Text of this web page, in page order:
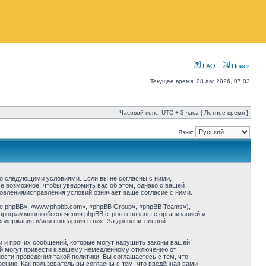
FAQ Поиск
Текущее время: 08 авг 2026, 07:03
Часовой пояс: UTC + 3 часа [ Летнее время ]
Язык:
следующими условиями. Если вы не согласны с ними,
возможное, чтобы уведомить вас об этом, однако с вашей
исправления условий означает ваше согласие с ними.
«www.phpbb.com», «phpBB Group», «phpBB Teams»),
обеспечения phpBB строго связаны с организацией и
и/или поведения в них. За дополнительной
прочих сообщений, которые могут нарушить законы вашей
могут привести к вашему немедленному отключению от
проведения такой политики. Вы соглашаетесь с тем, что
Как пользователь вы согласны с тем, что введённая вами